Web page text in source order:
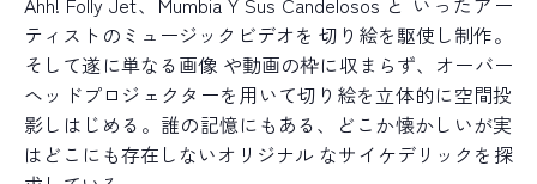
ティストのミュージックビデオを 切り絵を駆使し制作。
そして遂に単なる画像 や動画の枠に収まらず、オーバー
ヘッドプロジェクターを用いて切り絵を立体的に空間投
影しはじめる。誰の記憶にもある、どこか懐かしいが実
はどこにも存在しないオリジナル なサイケデリックを探